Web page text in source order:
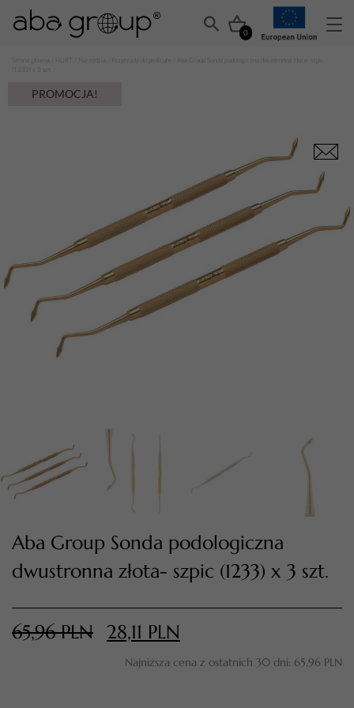
0
TWÓJ KOSZYK (0)
PRZEJDŹ DO KOSZYKA
Narzędzia Przyrządy do pedicure
PROMOCJA!
Aba Group Sonda podologiczna
dwustronna złota- szpic (1233) x 3 szt.
65,96PLN 28,11 PLN
Najniższa cena z ostatnich 30 dni: 65,96 PLN